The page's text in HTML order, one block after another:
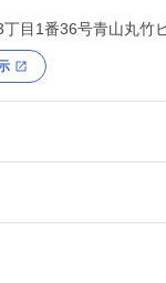
丁目1番36号青山丸竹